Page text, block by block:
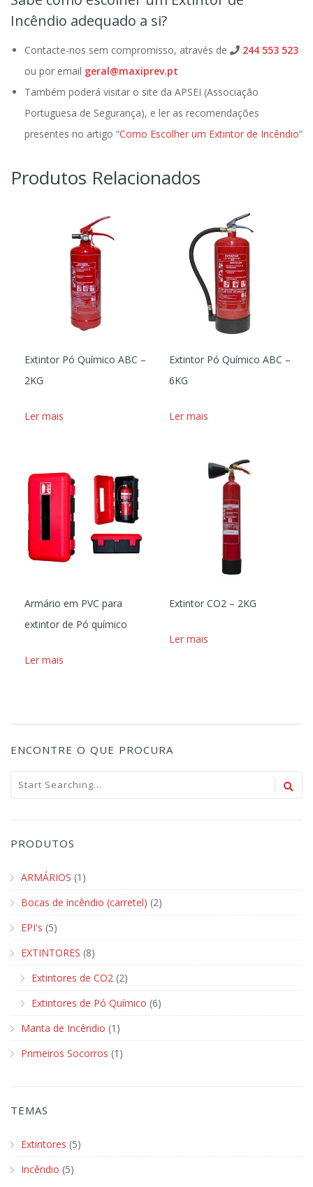
Incêndio adequado a si?
Contacte-nos sem compromisso, através de
244 553 523
ou por email geral@maxiprev.pt
Também poderá visitar o site da APSEI (Associação
Portuguesa de Segurança), e ler as recomendações
presentes no artigo “Como Escolher um Extintor de Incêndio“
Produtos Relacionados
Extintor Pó Químico ABC –
2KG
Ler mais
Extintor Pó Químico ABC –
6KG
Ler mais
Armário em PVC para
extintor de Pó químico
Ler mais
Extintor CO2 – 2KG
Ler mais
ENCONTRE O QUE PROCURA
PRODUTOS
ARMÁRIOS (1)
Bocas de incêndio (carretel) (2)
EPI's (5)
EXTINTORES (8)
Extintores de CO2 (2)
Extintores de Pó Químico (6)
Manta de Incêndio (1)
Primeiros Socorros (1)
TEMAS
Extintores (5)
Incêndio (5)